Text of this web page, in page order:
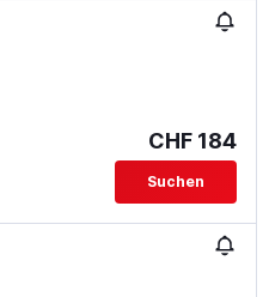
CHF 184
Suchen